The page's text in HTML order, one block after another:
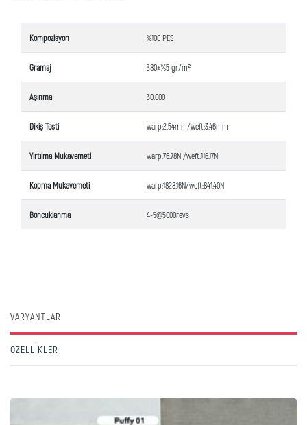
Kompozisyon %100 PES
Gramaj 380±%5 gr/m²
Aşınma 30.000
Dikiş Testi warp:2.54mm/weft:3.46mm
Yırtılma Mukavemeti warp:76.78N /weft:116.17N
Kopma Mukavemeti warp:1828.16N/weft:841.40N
Boncuklanma 4-5@5000revs
VARYANTLAR
ÖZELLIKLER